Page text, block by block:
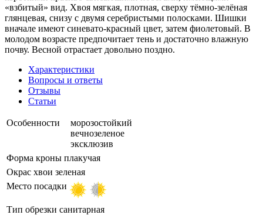
«взбитый» вид. Хвоя мягкая, плотная, сверху тёмно-зелёная
глянцевая, снизу с двумя серебристыми полосками. Шишки
вначале имеют синевато-красный цвет, затем фиолетовый. В
молодом возрасте предпочитает тень и достаточно влажную
почву. Весной отрастает довольно поздно.
Характеристики
Вопросы и ответы
Отзывы
Статьи
Особенности
морозостойкий
вечнозеленое
эксклюзив
Форма кроны плакучая
Окрас хвои зеленая
Место посадки
Тип обрезки санитарная